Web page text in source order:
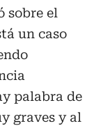
sobre el
un caso
palabra de
graves y al